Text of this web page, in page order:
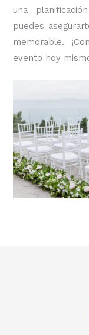
una
puedes
memorable.
evento hoy